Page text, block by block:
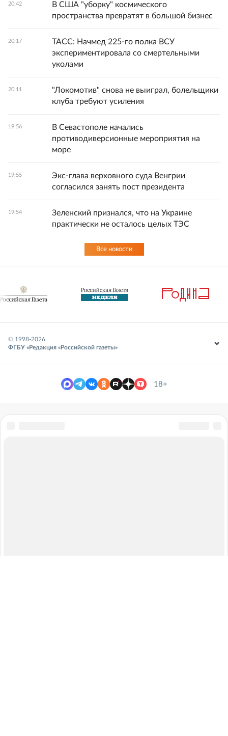
20:42
В США "уборку" космического
пространства превратят в большой бизнес
20:17
ТАСС: Начмед 225-го полка ВСУ
экспериментировала со смертельными
уколами
20:11
"Локомотив" снова не выиграл, болельщики
клуба требуют усиления
19:56
В Севастополе начались
противодиверсионные мероприятия на
море
19:55
Экс-глава верховного суда Венгрии
согласился занять пост президента
19:54
Зеленский признался, что на Украине
практически не осталось целых ТЭС
Все новости
© 1998-2026
ФГБУ «Редакция «Российской газеты»
18+